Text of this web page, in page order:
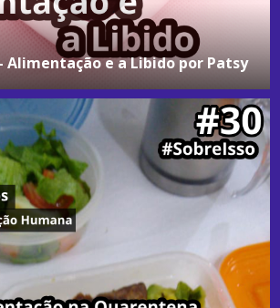
Alimentação e a Libido por Patsy